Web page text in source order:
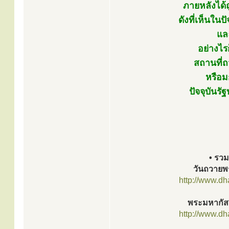
ภายหลังไ
ดังที่เห็นใน
แ
อย่างไ
สถานที่ถ
หรือ
ปัจจุบันรั
• รว
วันถวาย
http://
พระมหากัส
http://